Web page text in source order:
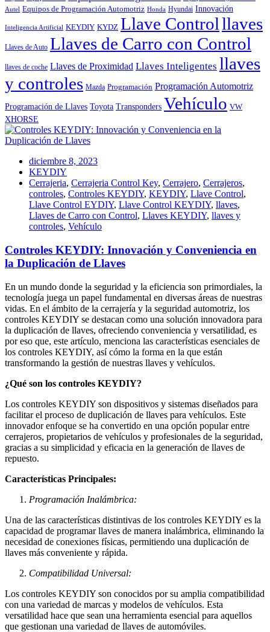
Autel Equipos de Programación Automotriz Honda Hyundai Innovación
Inteligencia Artificial KEYDIY KYDZ Llave Controlllaves
Llaves de Auto Llaves de Carro con Control
llaves de coche Llaves de Proximidad Llaves Inteligentes llaves
y controles Mazda Programación Programación Automotriz
Programación de Llaves Toyota Transponders Vehículo VW
XHORSE
diciembre 8, 2023
KEYDIY
Cerrajeria, Cerrajeria Control Key, Cerrajero, Cerrajeros,
controles, Controles KEYDIY, KEYDIY, Llave Control,
Llave Control EYDIY, Llave Control KEYDIY, llaves,
Llaves de Carro con Control, Llaves KEYDIY, llaves y
controles, Vehículo
Controles KEYDIY: Innovación y Conveniencia en
la Duplicación de Llaves
En un mundo donde la seguridad y la eficiencia son primordiales, la
tecnología juega un papel fundamental en diversas áreas de nuestras
vidas. En el ámbito de la cerrajería y la seguridad automotriz, los
controles KEYDIY se destacan como una solución innovadora para
la duplicación de llaves, ofreciendo conveniencia y versatilidad, es
por eso que, este artículo, menciona las características esenciales de
los controles KEYDIY, así cómo la forma en la que están
transformando la gestión de nuestras llaves y vehículos.
¿Qué son los controles KEYDIY?
Los controles KEYDIY son dispositivos y sistemas diseñados para
facilitar el proceso de duplicación de llaves para vehículos. Este
innovador enfoque se ha convertido en una opción popular entre
cerrajeros, propietarios de vehículos y profesionales de la seguridad,
gracias a su simplicidad y eficacia en la generación de llaves de
repuesto.
Características Principales:
Programación Inalámbrica:
Una de las características distintivas de los controles KEYDIY es la
capacidad de programar llaves de manera inalámbrica, eliminando la
necesidad de conexiones físicas, permitiendo una duplicación de
llaves más conveniente y rápida.
Compatibilidad Universal:
Los controles KEYDIY son conocidos por su amplia compatibilidad
con una variedad de marcas y modelos de vehículos. Esta
versatilidad hace que sean una herramienta esencial para aquellos
que gestionan una variedad de llaves de automóviles.